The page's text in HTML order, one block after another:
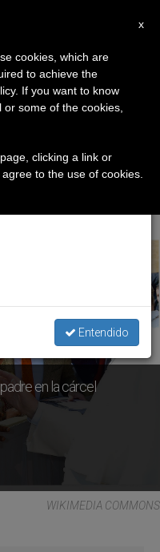
De
en la cárcel
WIKIMEDIA COMMONS
×
haremos la pausa
periodo de verano
y también el
Entendido
x
cookies, which are
to achieve the
If you want to know
some of the cookies,
clicking a link or
to the use of cookies.